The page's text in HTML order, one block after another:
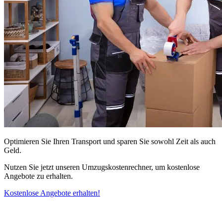
Optimieren Sie Ihren Transport und sparen Sie sowohl Zeit als auch
Geld.
Nutzen Sie jetzt unseren Umzugskostenrechner, um kostenlose
Angebote zu erhalten.
Kostenlose Angebote erhalten!